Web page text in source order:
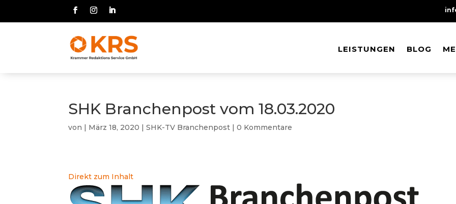
LEISTUNGEN BLOG
LEISTUNGEN BLOG
SHK Branchenpost vom 18.03.2020
von | März 18, 2020 |SHK-TV Branchenpost |0 Kommentare
Direkt zum Inhalt